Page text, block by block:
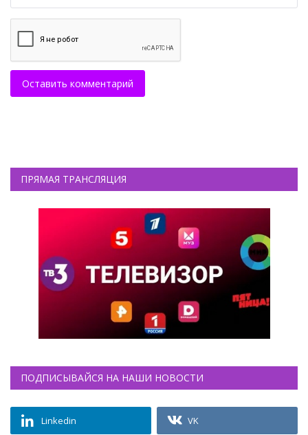
Оставить комментарий
ПРЯМАЯ ТРАНСЛЯЦИЯ
ПОДПИСЫВАЙСЯ НА НАШИ НОВОСТИ
Linkedin VK